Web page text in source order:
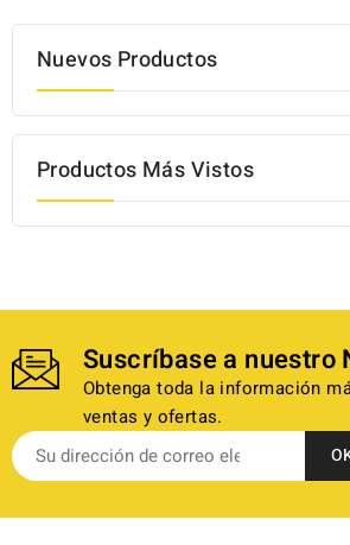
Nuevos Productos
Productos Más Vistos
Suscríbase a nuestro
Obtenga toda la información
ventas y ofertas.